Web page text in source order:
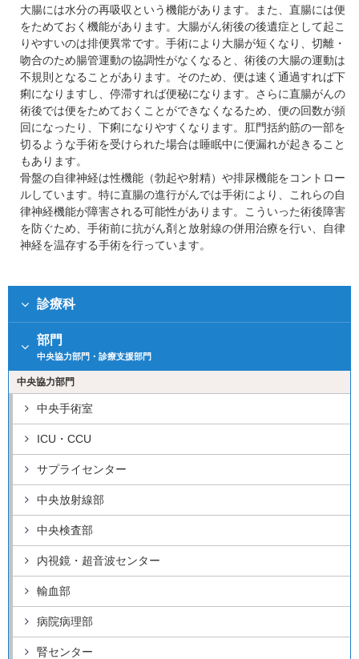
大腸には水分の再吸収という機能があります。また、直腸には便
をためておく機能があります。大腸がん術後の後遺症として起こ
りやすいのは排便異常です。手術により大腸が短くなり、切離・
吻合のため腸管運動の協調性がなくなると、術後の大腸の運動は
不規則となることがあります。そのため、便は速く通過すれば下
痢になりますし、停滞すれば便秘になります。さらに直腸がんの
術後では便をためておくことができなくなるため、便の回数が頻
回になったり、下痢になりやすくなります。肛門括約筋の一部を
切るような手術を受けられた場合は睡眠中に便漏れが起きること
もあります。
骨盤の自律神経は性機能（勃起や射精）や排尿機能をコントロー
ルしています。特に直腸の進行がんでは手術により、これらの自
律神経機能が障害される可能性があります。こういった術後障害
を防ぐため、手術前に抗がん剤と放射線の併用治療を行い、自律
神経を温存する手術を行っています。
診療科
部門
中央協力部門・診療支援部門
中央協力部門
中央手術室
ICU・CCU
サプライセンター
中央放射線部
中央検査部
内視鏡・超音波センター
輸血部
病院病理部
腎センター